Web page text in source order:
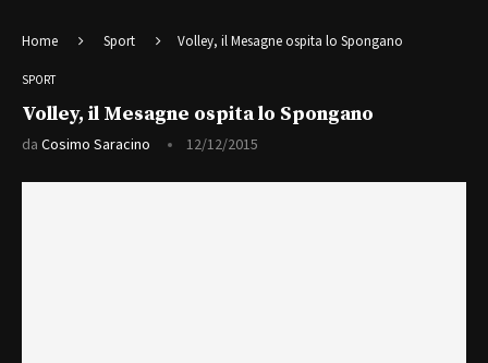
Home Sport Volley, il Mesagne ospita lo Spongano
SPORT
Volley, il Mesagne ospita lo Spongano
da Cosimo Saracino 12/12/2015